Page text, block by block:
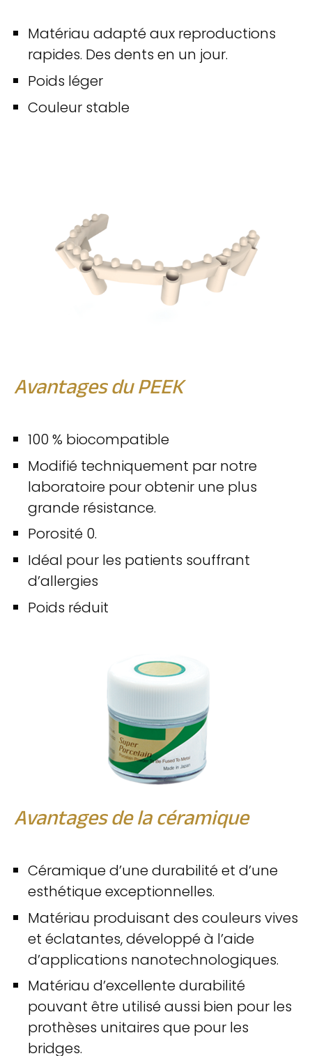
Matériau adapté aux reproductions
rapides. Des dents en un jour.
Poids léger
Couleur stable
Avantages du PEEK
100 % biocompatible
Modifié techniquement par notre
laboratoire pour obtenir une plus
grande résistance.
Porosité 0.
Idéal pour les patients souffrant
d’allergies
Poids réduit
Avantages de la céramique
Céramique d’une durabilité et d’une
esthétique exceptionnelles.
Matériau produisant des couleurs vives
et éclatantes, développé à l’aide
d’applications nanotechnologiques.
Matériau d’excellente durabilité
pouvant être utilisé aussi bien pour les
prothèses unitaires que pour les
bridges.